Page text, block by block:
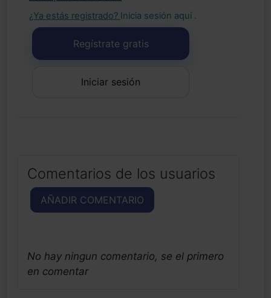
¿Ya estás registrado? Inicia sesión aquí .
Regístrate gratis
Iniciar sesión
Comentarios de los usuarios
AÑADIR COMENTARIO
No hay ningun comentario, se el primero
en comentar